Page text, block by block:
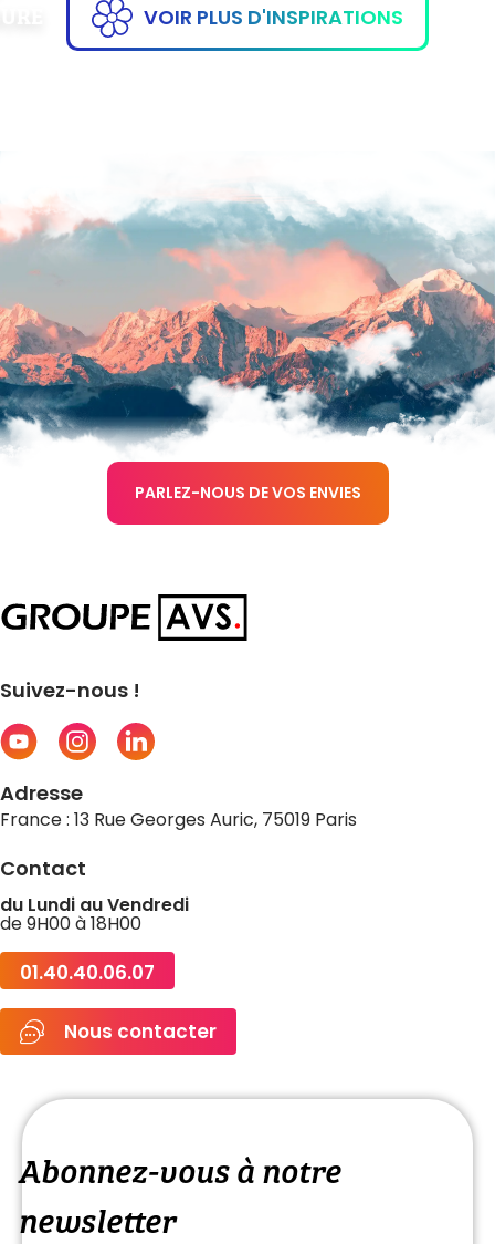
VOIR PLUS D'INSPIRATIONS
PARLEZ-NOUS DE VOS ENVIES
Abonnez-vous à notre
newsletter
Suivez-nous !
Adresse
France : 13 Rue Georges Auric, 75019 Paris
Contact
du Lundi au Vendredi
de 9H00 à 18H00
01.40.40.06.07
Nous contacter